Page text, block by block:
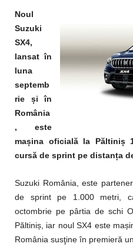
Noul
Suzuki
SX4,
lansat în
luna
septemb
rie și în
România
, este
mașina oficială la Păltiniș
cursă de sprint pe distanța
Suzuki România, este
de sprint pe 1.000 metri,
octombrie pe pârtia de schi
Păltiniș, iar noul SX4 este
România susţine în premieră